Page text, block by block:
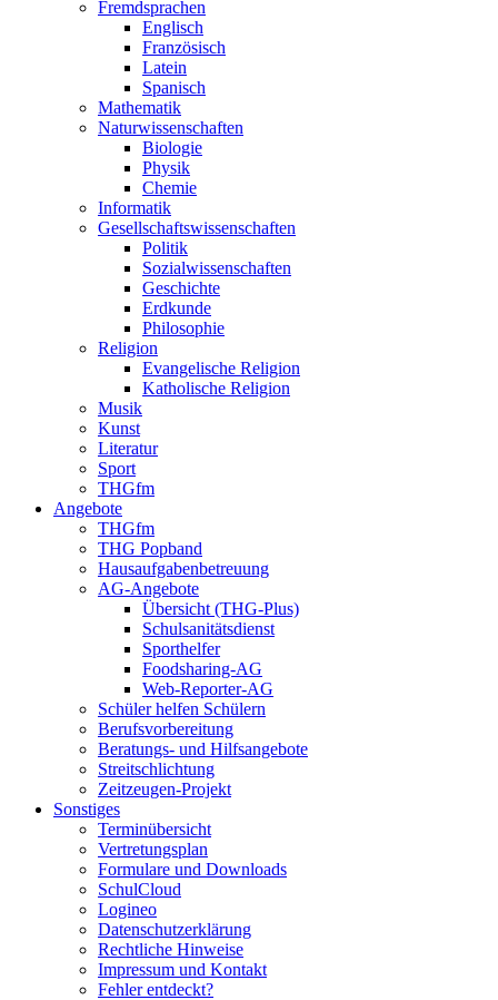
Fremdsprachen
Englisch
Französisch
Latein
Spanisch
Mathematik
Naturwissenschaften
Biologie
Physik
Chemie
Informatik
Gesellschaftswissenschaften
Politik
Sozialwissenschaften
Geschichte
Erdkunde
Philosophie
Religion
Evangelische Religion
Katholische Religion
Musik
Kunst
Literatur
Sport
THGfm
Angebote
THGfm
THG Popband
Hausaufgabenbetreuung
AG-Angebote
Übersicht (THG-Plus)
Schulsanitätsdienst
Sporthelfer
Foodsharing-AG
Web-Reporter-AG
Schüler helfen Schülern
Berufsvorbereitung
Beratungs- und Hilfsangebote
Streitschlichtung
Zeitzeugen-Projekt
Sonstiges
Terminübersicht
Vertretungsplan
Formulare und Downloads
SchulCloud
Logineo
Datenschutzerklärung
Rechtliche Hinweise
Impressum und Kontakt
Fehler entdeckt?